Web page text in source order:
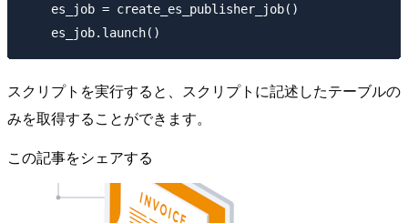
    es_job = create_es_publisher_job()
スクリプトを実行すると、スクリプトに記述したテーブルの
みを取得することができます。
この記事をシェアする